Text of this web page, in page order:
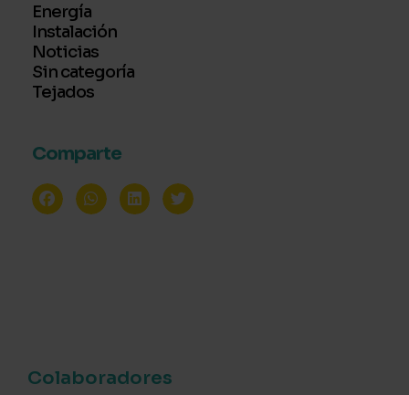
Energía
Instalación
Noticias
Sin categoría
Tejados
Comparte
Colaboradores